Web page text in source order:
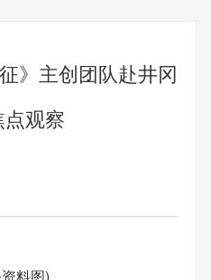
》主创团队赴井冈
观察